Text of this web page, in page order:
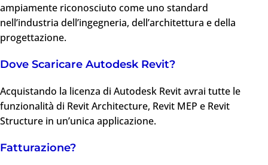
ampiamente riconosciuto come uno standard
nell’industria dell’ingegneria, dell’architettura e della
progettazione.
Dove Scaricare Autodesk Revit?
Acquistando la licenza di Autodesk Revit avrai tutte le
funzionalità di Revit Architecture, Revit MEP e Revit
Structure in un’unica applicazione.
Fatturazione?